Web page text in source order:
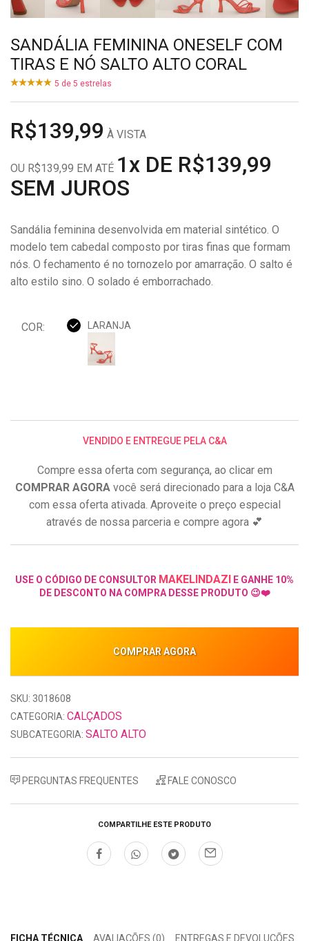
SANDÁLIA FEMININA ONESELF COM
TIRAS E NÓ SALTO ALTO CORAL
5 de 5 estrelas
R$139,99 À VISTA
OU R$139,99 EM ATÉ 1x DE R$139,99
SEM JUROS
Sandália feminina desenvolvida em material sintético. O
modelo tem cabedal composto por tiras finas que formam
nós. O fechamento é no tornozelo por amarração. O salto é
alto estilo sino. O solado é emborrachado.
COR: LARANJA
VENDIDO E ENTREGUE PELA C&A
Compre essa oferta com segurança, ao clicar em
COMPRAR AGORA você será direcionado para a loja C&A
com essa oferta ativada. Aproveite o preço especial
através de nossa parceria e compre agora 💕
USE O CÓDIGO DE CONSULTOR MAKELINDAZI E GANHE 10%
DE DESCONTO NA COMPRA DESSE PRODUTO 😉❤️
COMPRAR AGORA
SKU: 3018608
CATEGORIA: CALÇADOS
SUBCATEGORIA: SALTO ALTO
PERGUNTAS FREQUENTES FALE CONOSCO
COMPARTILHE ESTE PRODUTO
FICHA TÉCNICA AVALIAÇÕES (0) ENTREGAS E DEVOLUÇÕES